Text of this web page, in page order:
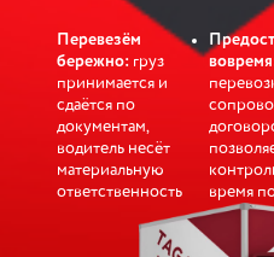
Перевезём
бережно:груз
принимается и
сдаётся по
документам,
водитель несёт
материальную
ответственность
время